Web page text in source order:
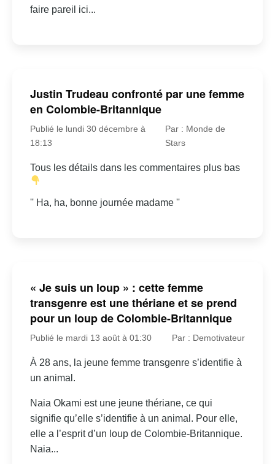
faire pareil ici...
Justin Trudeau confronté par une femme
en Colombie-Britannique
Publié le lundi 30 décembre à
18:13
Par : Monde de
Stars
Tous les détails dans les commentaires plus bas
'' Ha, ha, bonne journée madame ''
« Je suis un loup » : cette femme
transgenre est une thériane et se prend
pour un loup de Colombie-Britannique
Publié le mardi 13 août à 01:30 Par : Demotivateur
À 28 ans, la jeune femme transgenre s’identifie à
un animal.
Naia Okami est une jeune thériane, ce qui
signifie qu’elle s’identifie à un animal. Pour elle,
elle a l’esprit d’un loup de Colombie-Britannique.
Naia...